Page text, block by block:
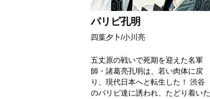
パリピ孔明
四葉夕卜/小川亮
五丈原の戦いで死期を迎えた名軍
師・諸葛亮孔明は、若い肉体に戻
り、現代日本へと転生した！ 渋谷
のパリピ達に誘われ、たどり着いた